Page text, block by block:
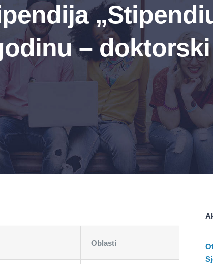
–
Oblasti